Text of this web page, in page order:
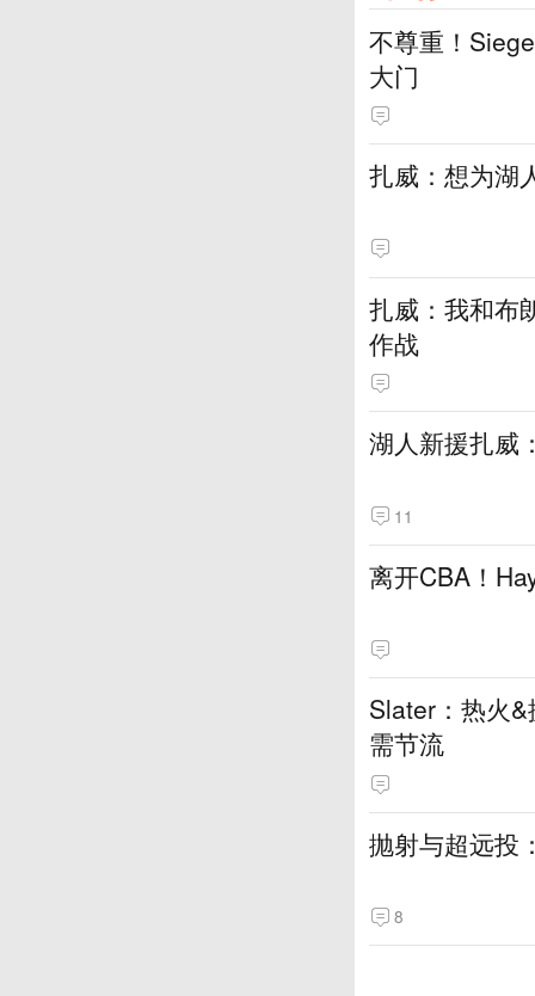
不尊重！
大门
扎威：想为湖
扎威：我和布
作战
湖人新援扎威
11
离开CBA！
Slater：热火
需节流
抛射与超远投
8